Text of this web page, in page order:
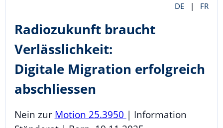
DE | FR
Radiozukunft braucht
Verlässlichkeit:
Digitale Migration erfolgreich
abschliessen
Nein zur Motion 25.3950 | Information